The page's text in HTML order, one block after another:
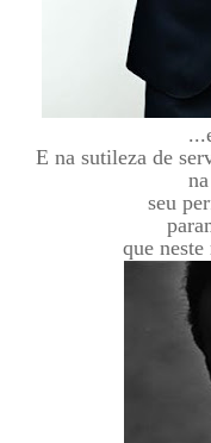
E na sutileza de
seu
que